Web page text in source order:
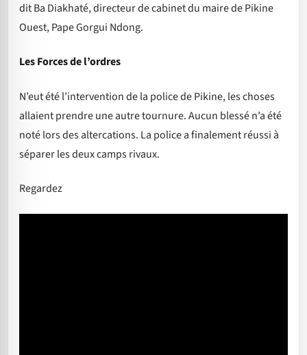
dit Ba Diakhaté, directeur de cabinet du maire de Pikine
Ouest, Pape Gorgui Ndong.
Les Forces de l’ordres
N’eut été l’intervention de la police de Pikine, les choses
allaient prendre une autre tournure. Aucun blessé n’a été
noté lors des altercations. La police a finalement réussi à
séparer les deux camps rivaux.
Regardez